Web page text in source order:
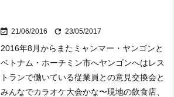
 21/06/2016  23/05/2017
2016年8月からまたミャンマー・ヤンゴンと
ベトナム・ホーチミン市へヤンゴンへはレス
トランで働いている従業員との意見交換会と
みんなでカラオケ大会かな〜現地の飲食店、